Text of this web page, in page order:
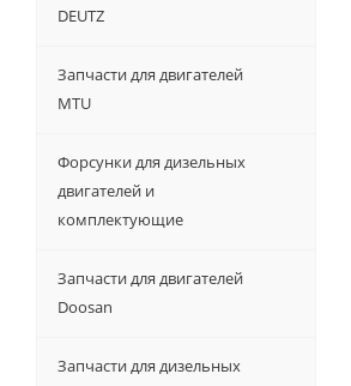
DEUTZ
Запчасти для двигателей
MTU
Форсунки для дизельных
двигателей и
комплектующие
Запчасти для двигателей
Doosan
Запчасти для дизельных